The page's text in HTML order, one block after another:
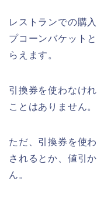
レストランでの購
プコーンバケット
らえます。
引換券を使わなけ
ことはありません。
ただ、引換券を使
されるとか、値引
ん。